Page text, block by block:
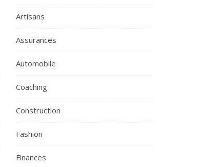
Artisans
Assurances
Automobile
Coaching
Construction
Fashion
Finances